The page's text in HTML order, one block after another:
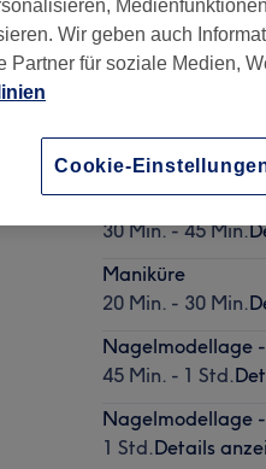
, 22529
35 Min. - 45 Min.
Pediküre
30 Min. - 45 Min.
Maniküre
20 Min. - 30 Min.
Nagelmodellage
45 Min. - 1 Std.
Nagelmodellage
1 Std.Details
Wir geben auch
Partner für soziale Medien,
Cookie-